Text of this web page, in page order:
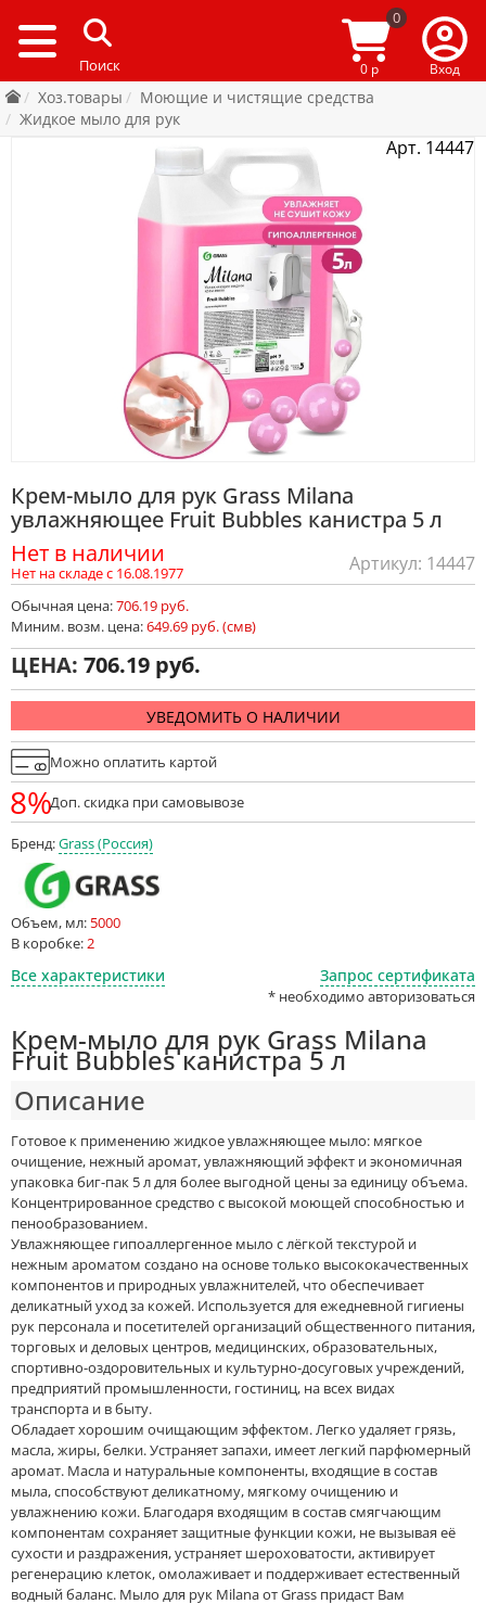
0
0 р Вход
Хоз.товары
Моющие и чистящие средства
Жидкое мыло для рук
Арт. 14447
Крем-мыло для рук Grass Milana
увлажняющее Fruit Bubbles канистра 5 л
Нет в наличии
Нет на складе с 16.08.1977 Артикул: 14447
Обычная цена:706.19 руб.
Миним. возм. цена:649.69 руб. (смв)
ЦЕНА: 706.19
УВЕДОМИТЬ О НАЛИЧИИ
Можно оплатить картой
8%Доп. скидка при самовывозе
Бренд:Grass (Россия)
Объем, мл: 5000
В коробке:2
Все характеристики Запрос сертификата
* необходимо авторизоваться
Крем-мыло для рук Grass Milana
Fruit Bubbles канистра 5 л
Описание
Готовое к применению жидкое увлажняющее мыло: мягкое
очищение, нежный аромат, увлажняющий эффект и экономичная
упаковка биг-пак 5 л для более выгодной цены за единицу объема.
Концентрированное средство с высокой моющей способностью и
пенообразованием.
Увлажняющее гипоаллергенное мыло с лёгкой текстурой и
нежным ароматом cоздано на основе только высококачественных
компонентов и природных увлажнителей, что обеспечивает
деликатный уход за кожей. Используется для ежедневной гигиены
рук персонала и посетителей организаций общественного питания,
торговых и деловых центров, медицинских, образовательных,
спортивно-оздоровительных и культурно-досуговых учреждений,
предприятий промышленности, гостиниц, на всех видах
транспорта и в быту.
Обладает хорошим очищающим эффектом. Легко удаляет грязь,
масла, жиры, белки. Устраняет запахи, имеет легкий парфюмерный
аромат. Масла и натуральные компоненты, входящие в состав
мыла, способствуют деликатному, мягкому очищению и
увлажнению кожи. Благодаря входящим в состав смягчающим
компонентам сохраняет защитные функции кожи, не вызывая её
сухости и раздражения, устраняет шероховатости, активирует
регенерацию клеток, омолаживает и поддерживает естественный
водный баланс. Мыло для рук Milana от Grass придаст Вам